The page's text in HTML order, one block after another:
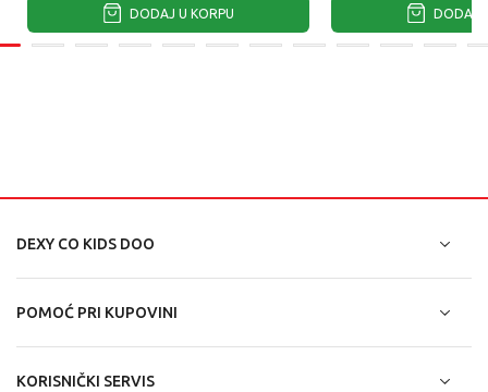
DODAJ U KORPU DODAJ
DEXY CO KIDS DOO
POMOĆ PRI KUPOVINI
KORISNIČKI SERVIS